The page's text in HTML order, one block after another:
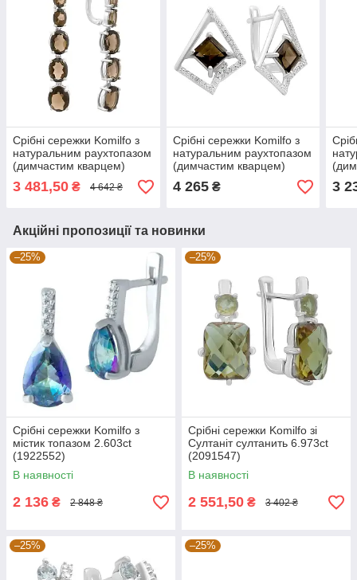
Срібні сережки Komilfo з
натуральним раухтопазом
(димчастим кварцем)
14.383ct (2177814)
3 481,50 ₴ 4 642 ₴
Срібні сережки Komilfo з
натуральним раухтопазом
(димчастим кварцем)
2.694ct, фіанітами
(2204381)
4 265₴ 3
Акційні пропозиції та новинки
–25%
Срібні сережки Komilfo з
містик топазом 2.603ct
(1922552)
В наявності
2 136 ₴ 2 848 ₴
–25%
Срібні сережки Komilfo зі
Султаніт султанить 6.973ct
(2091547)
В наявності
2 551,50 ₴ 3 402 ₴
–25% –25%